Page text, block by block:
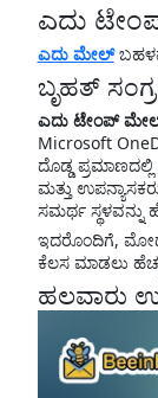
ಎದು
ಎದು ಮೇಲ್
ಬೃಹತ್
ಎದು ಟೇಂಪ್
Microsoft
ದೊಡ್ಡ
ಮತ್ತು
ಸಮರ್ಥ ಸ್ಥಳವನ್ನು
ಇದರೊಂದಿಗೆ,
ಕೆಲಸ ಮಾಡಲು
ಹಲವಾರು